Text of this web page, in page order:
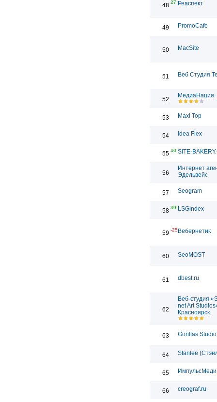
48 27 Реаспект
49 PromoCafe
50 MacSite
51 Веб Студия
52
МедиаНация
53 Maxi Top
54 Idea Flex
55 40 SITE-
56
Интернет
Эдельвейс
57 Seogram
58 39 LSGindex
59 -25Вебернетик
60 SeoMOST
61 dbest.ru
62
Веб-студия
net Art
Красноярск
63 Gorillas Studio
64 Stanlee
65
66 creograf.ru